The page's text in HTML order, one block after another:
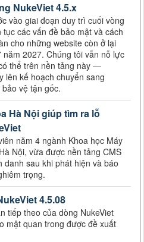
NukeViet 4.5.x
vào giai đoạn duy trì cuối vòng
các vấn đề bảo mật và cách
cho những website còn ở lại
2027. Chúng tôi vẫn nỗ lực
thể trên nền tảng này —
lên kế hoạch chuyển sang
vệ tận gốc.
Hà Nội giúp tìm ra lỗ
năm 4 ngành Khoa học Máy
Nội, vừa được nền tảng CMS
danh sau khi phát hiện và báo
trọng.
4.5.08
tiếp theo của dòng NukeViet
mật quan trong được đề xuất